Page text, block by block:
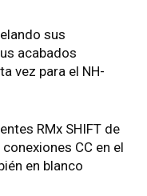
sus
acabados
vez para el NH-
RMx SHIFT de
conexiones CC en el
en blanco